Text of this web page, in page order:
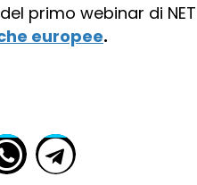
primo webinar di
europee.